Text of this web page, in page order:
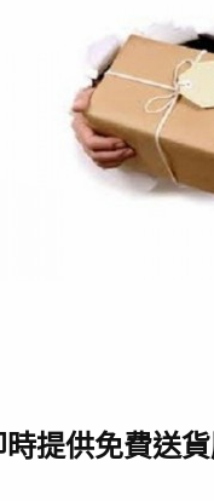
提供免費送貨